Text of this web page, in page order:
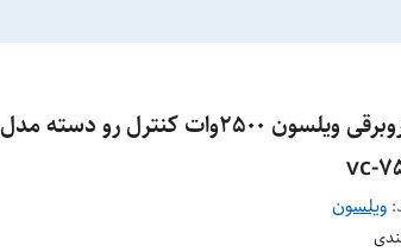
جاروبرقی ویلسون ٢۵٠٠وات کنترل رو دسته مدل
vc-
ویلسون